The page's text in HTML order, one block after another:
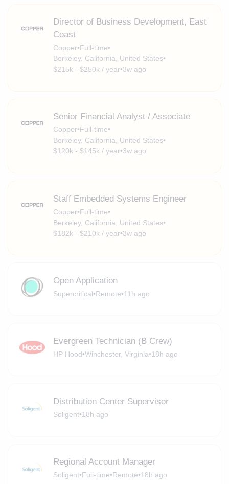
Director of Business Development, East
Coast
Copper•Full-time•
Berkeley, California, United States•
$215k - $250k / year•3w ago
Senior Financial Analyst / Associate
Copper•Full-time•
Berkeley, California, United States•
$120k - $145k / year•3w ago
Staff Embedded Systems Engineer
Copper•Full-time•
Berkeley, California, United States•
$182k - $210k / year•3w ago
Open Application
Supercritical•Remote•11h ago
Evergreen Technician (B Crew)
HP Hood•Winchester, Virginia•18h ago
Distribution Center Supervisor
Soligent•18h ago
Regional Account Manager
Soligent•Full-time•Remote•18h ago